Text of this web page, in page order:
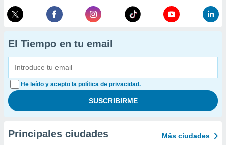
El Tiempo en tu email
He leído y acepto la política de privacidad.
Principales ciudades Más ciudades